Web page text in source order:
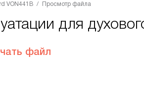
VON441B Просмотр файла
для
файл